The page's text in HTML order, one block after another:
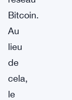
Bitcoin.
Au
lieu
de
cela,
le